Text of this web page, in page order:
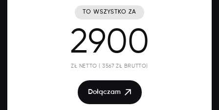
TO WSZYSTKO ZA
2900
ZŁ NETTO ( 3567 ZŁ BRUTTO)
Dołączam